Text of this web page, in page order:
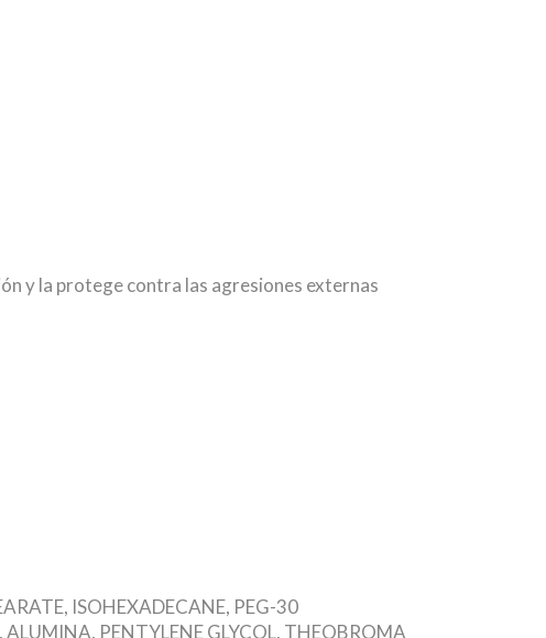
y la protege contra las agresiones externas
ISOHEXADECANE, PEG-30
PENTYLENE GLYCOL, THEOBROMA